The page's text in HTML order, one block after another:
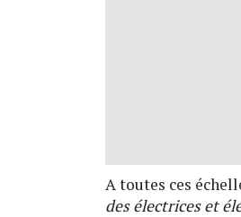
A toutes ces
des électrices et